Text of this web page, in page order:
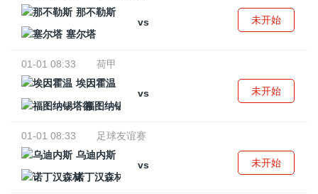
那不勒斯
vs
塞尔塔
未开始
01-01 08:33
荷甲
埃因霍温
vs
福图纳锡塔德
未开始
01-01 08:33
足球友谊赛
乌迪内斯
vs
诺丁汉森林
未开始